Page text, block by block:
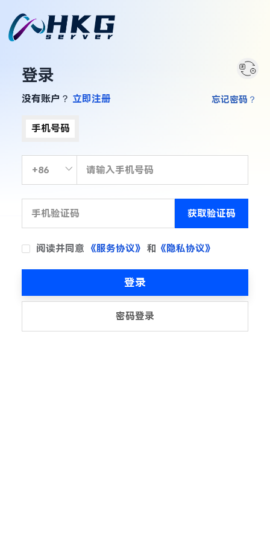
登录
没有账户？ 立即注册
手机号码
获取验证码
阅读并同意 《服务协议》 和 《隐私协议》
忘记密码？
登录
密码登录